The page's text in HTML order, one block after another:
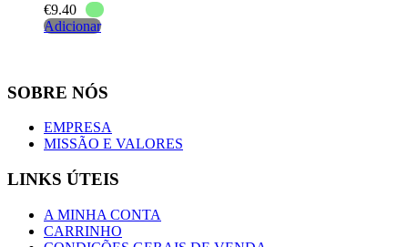
€9.40
Adicionar
SOBRE NÓS
EMPRESA
MISSÃO E VALORES
LINKS ÚTEIS
A MINHA CONTA
CARRINHO